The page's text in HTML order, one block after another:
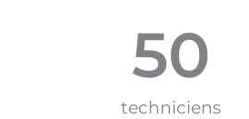
techniciens
50